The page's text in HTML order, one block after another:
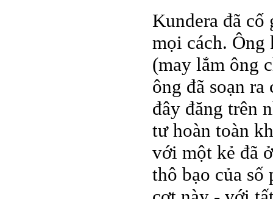
Kundera đã cố
mọi cách.
(may lắm ông
ông đã soạn
đây đăng trên
tư hoàn toàn
với một kẻ đã
thô bạo của số